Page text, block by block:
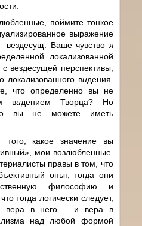
поймите тонкое
выражение
вездесущ. Ваше чувство я
локализованной
вездесущей перспективы,
локализованного видения.
что определенно вы не
видением Творца? Но
вы не можете иметь
какое значение вы
мои возлюбленные.
правы в том, что
опыт, тогда они
философию и
тогда логически следует,
вера в него – и вера в
над любой формой